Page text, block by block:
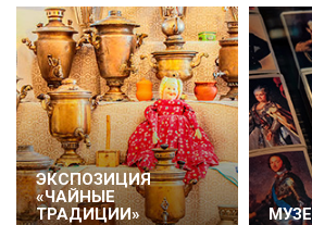
ЭКСПОЗИЦИЯ
«ЧАЙНЫЕ
ТРАДИЦИИ»